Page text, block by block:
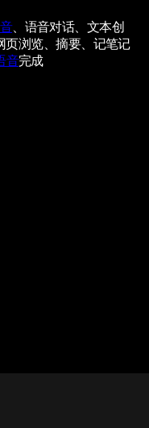
、语音对话、文本创
页浏览、摘要、记笔记
音完成